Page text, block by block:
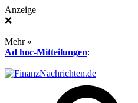
Anzeige
❌
Mehr »
Ad hoc-Mitteilungen: